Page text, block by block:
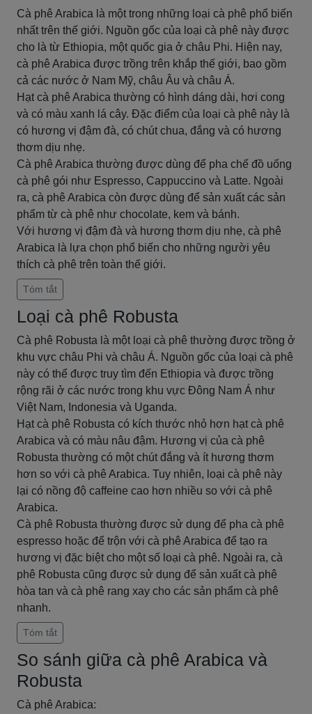
Cà phê Arabica là một trong những loại cà phê phổ biến
nhất trên thế giới. Nguồn gốc của loại cà phê này được
cho là từ Ethiopia, một quốc gia ở châu Phi. Hiện nay,
cà phê Arabica được trồng trên khắp thế giới, bao gồm
cả các nước ở Nam Mỹ, châu Âu và châu Á.
Hạt cà phê Arabica thường có hình dáng dài, hơi cong
và có màu xanh lá cây. Đặc điểm của loại cà phê này là
có hương vị đậm đà, có chút chua, đắng và có hương
thơm dịu nhẹ.
Cà phê Arabica thường được dùng để pha chế đồ uống
cà phê gói như Espresso, Cappuccino và Latte. Ngoài
ra, cà phê Arabica còn được dùng để sản xuất các sản
phẩm từ cà phê như chocolate, kem và bánh.
Với hương vị đậm đà và hương thơm dịu nhẹ, cà phê
Arabica là lựa chọn phổ biến cho những người yêu
thích cà phê trên toàn thế giới.
Tóm tắt
Loại cà phê Robusta
Cà phê Robusta là một loại cà phê thường được trồng ở
khu vực châu Phi và châu Á. Nguồn gốc của loại cà phê
này có thể được truy tìm đến Ethiopia và được trồng
rộng rãi ở các nước trong khu vực Đông Nam Á như
Việt Nam, Indonesia và Uganda.
Hạt cà phê Robusta có kích thước nhỏ hơn hạt cà phê
Arabica và có màu nâu đậm. Hương vị của cà phê
Robusta thường có một chút đắng và ít hương thơm
hơn so với cà phê Arabica. Tuy nhiên, loại cà phê này
lại có nồng độ caffeine cao hơn nhiều so với cà phê
Arabica.
Cà phê Robusta thường được sử dụng để pha cà phê
espresso hoặc để trộn với cà phê Arabica để tạo ra
hương vị đặc biệt cho một số loại cà phê. Ngoài ra, cà
phê Robusta cũng được sử dụng để sản xuất cà phê
hòa tan và cà phê rang xay cho các sản phẩm cà phê
nhanh.
Tóm tắt
So sánh giữa cà phê Arabica và
Robusta
Cà phê Arabica: